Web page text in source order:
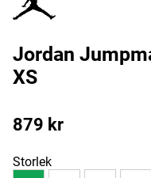
Jordan
XS
879 kr
Storlek